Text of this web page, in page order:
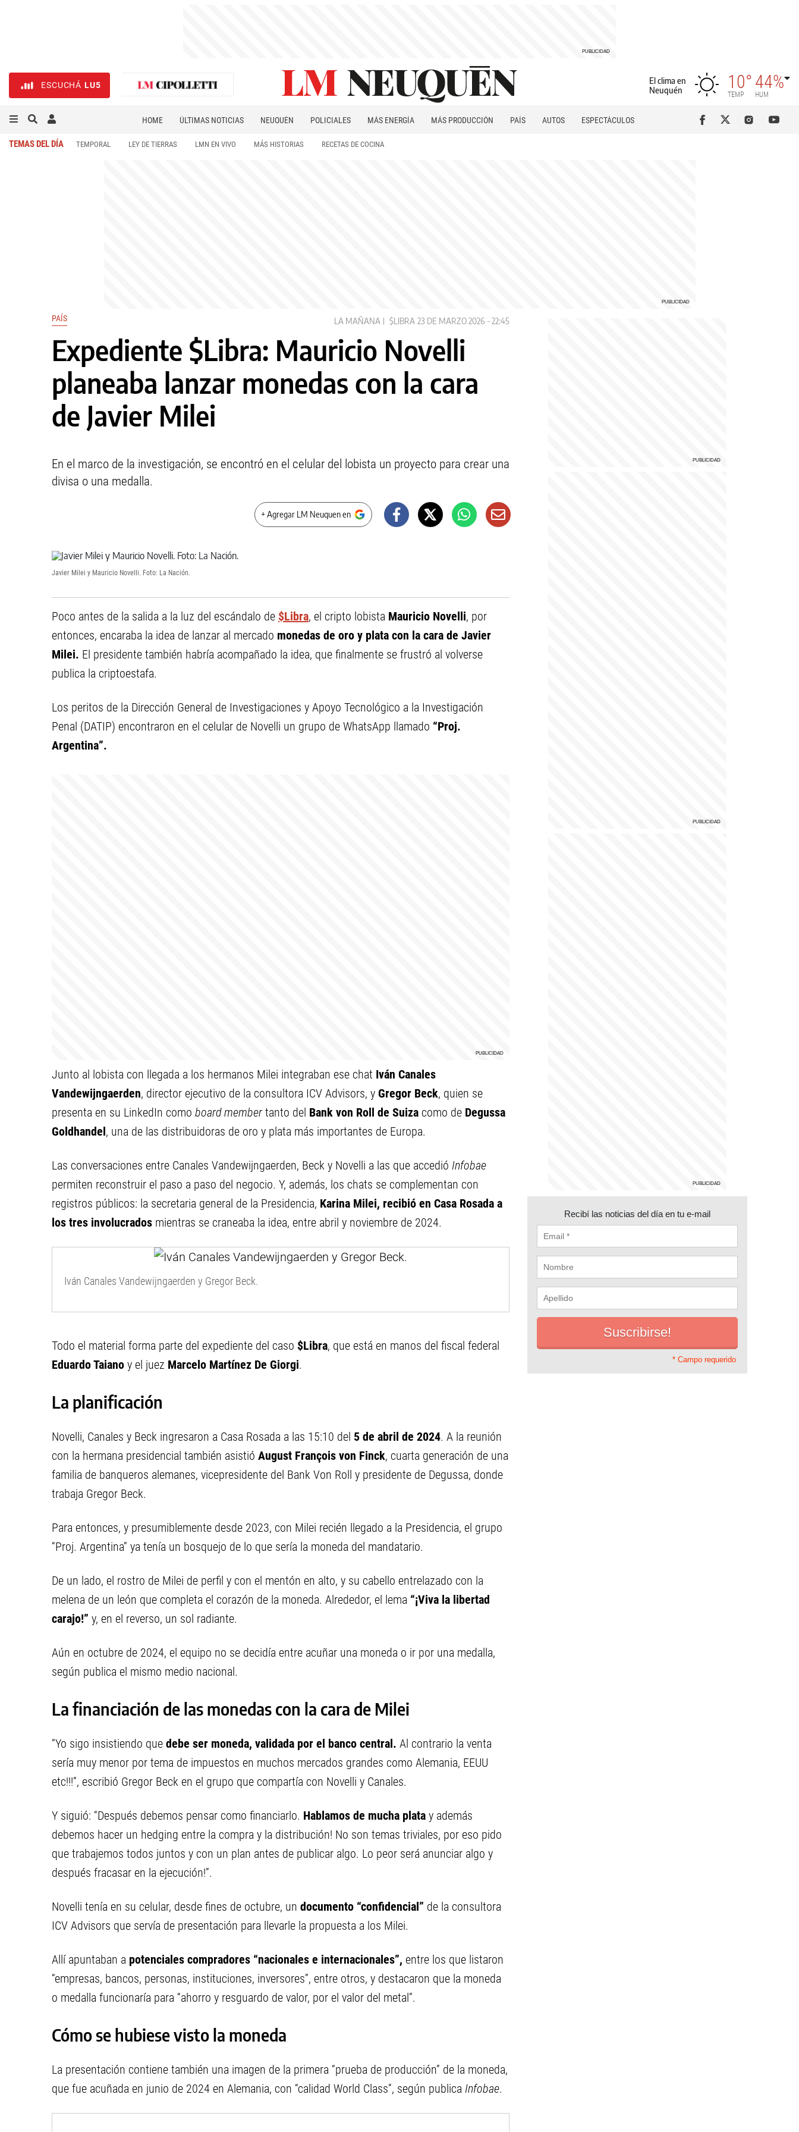
ESCUCHÁ LU5
El clima en
Neuquén
10°
TEMP
44%
HUM
HOME ÚLTIMAS NOTICIAS NEUQUÉN POLICIALES MÁS ENERGÍA MÁS PRODUCCIÓN PAÍS AUTOS
ESPECTÁCULOS
TEMAS DEL DÍA TEMPORAL LEY DE TIERRAS LMN EN VIVO MÁS HISTORIAS RECETAS DE COCINA
PAÍS LA MAÑANA $LIBRA 23 DE MARZO 2026 - 22:45
Expediente $Libra: Mauricio Novelli
planeaba lanzar monedas con la cara
de Javier Milei
En el marco de la investigación, se encontró en el celular del lobista un proyecto para crear una
divisa o una medalla.
+ Agregar LM Neuquen en
Javier Milei y Mauricio Novelli. Foto: La Nación.
Poco antes de la salida a la luz del escándalo de $Libra, el cripto lobista Mauricio Novelli, por
entonces, encaraba la idea de lanzar al mercado monedas de oro y plata con la cara de Javier
Milei. El presidente también habría acompañado la idea, que finalmente se frustró al volverse
publica la criptoestafa.
Los peritos de la Dirección General de Investigaciones y Apoyo Tecnológico a la Investigación
Penal (DATIP) encontraron en el celular de Novelli un grupo de WhatsApp llamado “Proj.
Argentina”.
Junto al lobista con llegada a los hermanos Milei integraban ese chat Iván Canales
Vandewijngaerden, director ejecutivo de la consultora ICV Advisors, y Gregor Beck, quien se
presenta en su LinkedIn como board membertanto del Bank von Roll de Suiza como de Degussa
Goldhandel, una de las distribuidoras de oro y plata más importantes de Europa.
Las conversaciones entre Canales Vandewijngaerden, Beck y Novelli a las que accedió Infobae
permiten reconstruir el paso a paso del negocio. Y, además, los chats se complementan con
registros públicos: la secretaria general de la Presidencia, Karina Milei, recibió en Casa Rosada a
los tres involucrados mientras se craneaba la idea, entre abril y noviembre de 2024.
Iván Canales Vandewijngaerden y Gregor Beck.
Todo el material forma parte del expediente del caso $Libra, que está en manos del fiscal federal
Eduardo Taiano y el juez Marcelo Martínez De Giorgi.
La planificación
Novelli, Canales y Beck ingresaron a Casa Rosada a las 15:10 del 5 de abril de 2024. A la reunión
con la hermana presidencial también asistió August François von Finck, cuarta generación de una
familia de banqueros alemanes, vicepresidente del Bank Von Roll y presidente de Degussa, donde
trabaja Gregor Beck.
Para entonces, y presumiblemente desde 2023, con Milei recién llegado a la Presidencia, el grupo
“Proj. Argentina” ya tenía un bosquejo de lo que sería la moneda del mandatario.
De un lado, el rostro de Milei de perfil y con el mentón en alto, y su cabello entrelazado con la
melena de un león que completa el corazón de la moneda. Alrededor, el lema “¡Viva la libertad
carajo!” y, en el reverso, un sol radiante.
Aún en octubre de 2024, el equipo no se decidía entre acuñar una moneda o ir por una medalla,
según publica el mismo medio nacional.
La financiación de las monedas con la cara de Milei
“Yo sigo insistiendo que debe ser moneda, validada por el banco central. Al contrario la venta
sería muy menor por tema de impuestos en muchos mercados grandes como Alemania, EEUU
etc!!!”, escribió Gregor Beck en el grupo que compartía con Novelli y Canales.
Y siguió: “Después debemos pensar como financiarlo. Hablamos de mucha plata y además
debemos hacer un hedging entre la compra y la distribución! No son temas triviales, por eso pido
que trabajemos todos juntos y con un plan antes de publicar algo. Lo peor será anunciar algo y
después fracasar en la ejecución!”.
Novelli tenía en su celular, desde fines de octubre, un documento “confidencial” de la consultora
ICV Advisors que servía de presentación para llevarle la propuesta a los Milei.
Allí apuntaban a potenciales compradores “nacionales e internacionales”, entre los que listaron
“empresas, bancos, personas, instituciones, inversores”, entre otros, y destacaron que la moneda
o medalla funcionaría para “ahorro y resguardo de valor, por el valor del metal”.
Cómo se hubiese visto la moneda
La presentación contiene también una imagen de la primera “prueba de producción” de la moneda,
que fue acuñada en junio de 2024 en Alemania, con “calidad World Class”, según publica Infobae.
Recibí las noticias del día en tu e-mail
* Campo requerido